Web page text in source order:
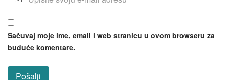
Sačuvaj moje ime, email i web stranicu u ovom browseru za
buduće komentare.